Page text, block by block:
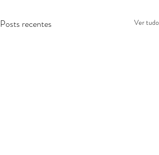
Posts recentes Ver tudo